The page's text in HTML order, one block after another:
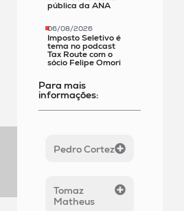
pública da ANA
06/08/2026
Imposto Seletivo é
tema no podcast
Tax Route com o
sócio Felipe Omori
Para mais
informações:
Pedro Cortez
Tomaz
Matheus